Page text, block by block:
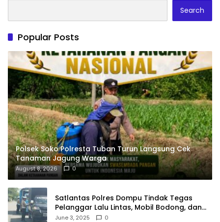
Search
Popular Posts
Polsek Soko Polresta Tuban Turun Langsung Cek
Tanaman Jagung Warga
August 8, 2026 0
Satlantas Polres Dompu Tindak Tegas
Pelanggar Lalu Lintas, Mobil Bodong, dan
Kendaraan Tak Bayar Pajak
June 3, 2025 0